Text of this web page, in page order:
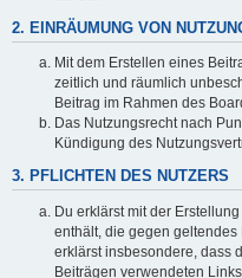
2. EINRÄUMUNG VON
Mit dem Erstellen eines
zeitlich und räumlich
Beitrag im Rahmen des
Das Nutzungsrecht nach
Kündigung des
3. PFLICHTEN DES NUTZERS
Du erklärst mit der
enthält, die gegen geltendes
erklärst insbesondere, dass
Beiträgen verwendeten